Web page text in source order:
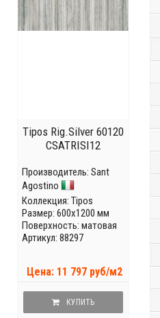
Tipos Rig.Silver 60120
CSATRISI12
Производитель: Sant
Agostino
Коллекция: Tipos
Размер: 600x1200 мм
Поверхность: матовая
Артикул: 88297
Цена: 11 797 руб/м2
КУПИТЬ